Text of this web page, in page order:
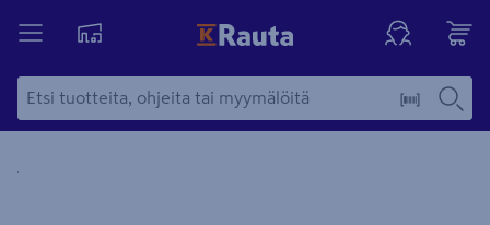
Yksityiskohtainen kuvaus löytyy Tuotteen kuvaus -